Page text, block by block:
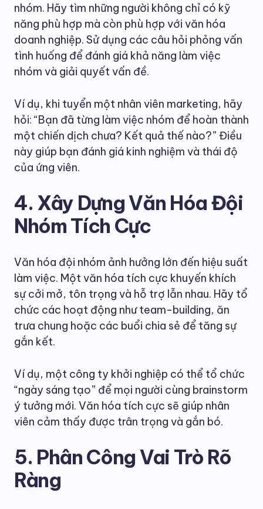
nhóm. Hãy tìm những người không chỉ có kỹ
năng phù hợp mà còn phù hợp với văn hóa
doanh nghiệp. Sử dụng các câu hỏi phỏng vấn
tình huống để đánh giá khả năng làm việc
nhóm và giải quyết vấn đề.
Ví dụ, khi tuyển một nhân viên marketing, hãy
hỏi: “Bạn đã từng làm việc nhóm để hoàn thành
một chiến dịch chưa? Kết quả thế nào?” Điều
này giúp bạn đánh giá kinh nghiệm và thái độ
của ứng viên.
4. Xây Dựng Văn Hóa Đội
Nhóm Tích Cực
Văn hóa đội nhóm ảnh hưởng lớn đến hiệu suất
làm việc. Một văn hóa tích cực khuyến khích
sự cởi mở, tôn trọng và hỗ trợ lẫn nhau. Hãy tổ
chức các hoạt động như team-building, ăn
trưa chung hoặc các buổi chia sẻ để tăng sự
gắn kết.
Ví dụ, một công ty khởi nghiệp có thể tổ chức
“ngày sáng tạo” để mọi người cùng brainstorm
ý tưởng mới. Văn hóa tích cực sẽ giúp nhân
viên cảm thấy được trân trọng và gắn bó.
5. Phân Công Vai Trò Rõ
Ràng